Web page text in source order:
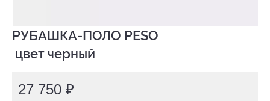
РУБАШКА-ПОЛО PESO
цвет черный
27 750 ₽